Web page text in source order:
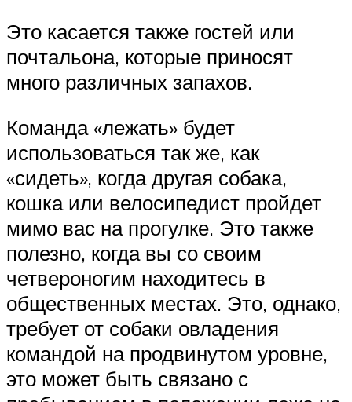
Это касается также гостей или
почтальона, которые приносят
много различных запахов.
Команда «лежать» будет
использоваться так же, как
«сидеть», когда другая собака,
кошка или велосипедист пройдет
мимо вас на прогулке. Это также
полезно, когда вы со своим
четвероногим находитесь в
общественных местах. Это, однако,
требует от собаки овладения
командой на продвинутом уровне,
это может быть связано с